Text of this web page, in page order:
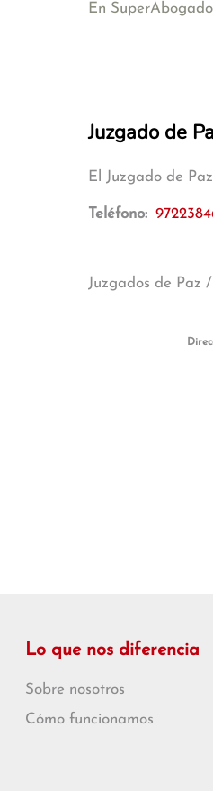
En
Juzgado de
El Juzgado de
Teléfono:
Juzgados de Paz
Lo que nos diferencia
Sobre nosotros
Cómo funcionamos